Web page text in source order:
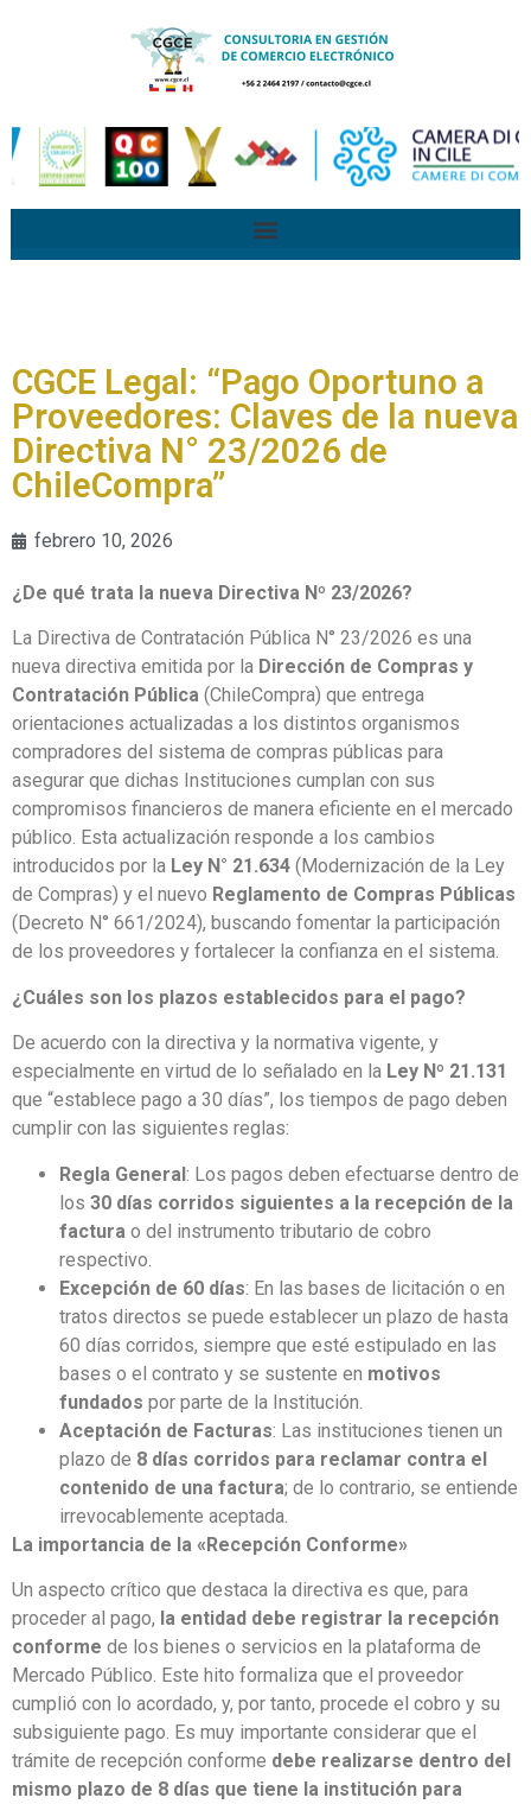
CGCE Legal: “Pago Oportuno a
Proveedores: Claves de la nueva
Directiva N° 23/2026 de
ChileCompra”
febrero 10, 2026
¿De qué trata la nueva Directiva Nº 23/2026?
La Directiva de Contratación Pública N° 23/2026 es una
nueva directiva emitida por la Dirección de Compras y
Contratación Pública (ChileCompra) que entrega
orientaciones actualizadas a los distintos organismos
compradores del sistema de compras públicas para
asegurar que dichas Instituciones cumplan con sus
compromisos financieros de manera eficiente en el mercado
público. Esta actualización responde a los cambios
introducidos por la Ley N° 21.634 (Modernización de la Ley
de Compras) y el nuevo Reglamento de Compras Públicas
(Decreto N° 661/2024), buscando fomentar la participación
de los proveedores y fortalecer la confianza en el sistema.
¿Cuáles son los plazos establecidos para el pago?
De acuerdo con la directiva y la normativa vigente, y
especialmente en virtud de lo señalado en la Ley Nº 21.131
que “establece pago a 30 días”, los tiempos de pago deben
cumplir con las siguientes reglas:
Regla General: Los pagos deben efectuarse dentro de
los 30 días corridos siguientes a la recepción de la
factura o del instrumento tributario de cobro
respectivo.
Excepción de 60 días: En las bases de licitación o en
tratos directos se puede establecer un plazo de hasta
60 días corridos, siempre que esté estipulado en las
bases o el contrato y se sustente en motivos
fundados por parte de la Institución.
Aceptación de Facturas: Las instituciones tienen un
plazo de 8 días corridos para reclamar contra el
contenido de una factura; de lo contrario, se entiende
irrevocablemente aceptada.
La importancia de la «Recepción Conforme»
Un aspecto crítico que destaca la directiva es que, para
proceder al pago, la entidad debe registrar la recepción
conforme de los bienes o servicios en la plataforma de
Mercado Público. Este hito formaliza que el proveedor
cumplió con lo acordado, y, por tanto, procede el cobro y su
subsiguiente pago. Es muy importante considerar que el
trámite de recepción conforme debe realizarse dentro del
mismo plazo de 8 días que tiene la institución para